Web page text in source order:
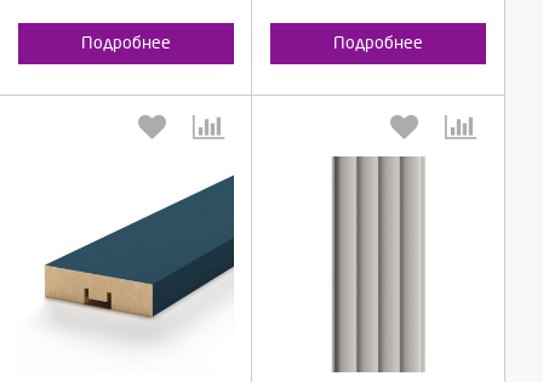
Подробнее Подробнее